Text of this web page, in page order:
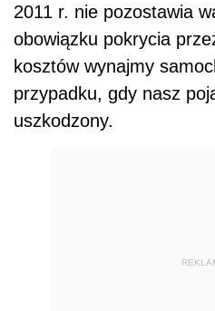
2011 r. nie pozostawia
obowiązku pokrycia
kosztów wynajmy
przypadku, gdy nasz
uszkodzony.